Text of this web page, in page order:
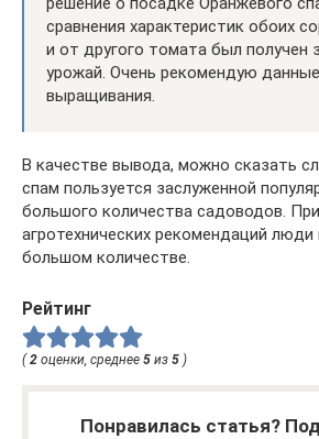
сравнения характеристик обоих
и от другого томата был получен
урожай. Очень рекомендую
выращивания.
В качестве вывода, можно сказать
спам пользуется заслуженной
большого количества садоводов.
агротехнических рекомендаций
большом количестве.
Рейтинг
( 2 оценки, среднее 5 из 5 )
Понравилась статья?